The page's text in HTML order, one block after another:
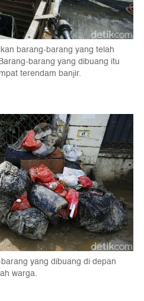
barang-barang yang telah
barang yang dibuang itu
terendam banjir.
yang dibuang di depan
warga.